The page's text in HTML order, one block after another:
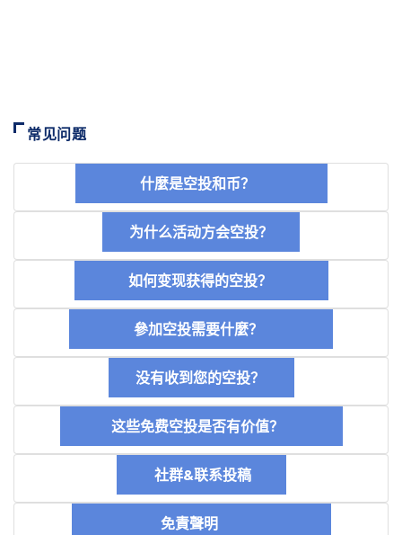
常见问题
什麼是空投和币？
为什么活动方会空投？
如何变现获得的空投？
參加空投需要什麼？
没有收到您的空投？
这些免费空投是否有价值？
社群&联系投稿
免責聲明